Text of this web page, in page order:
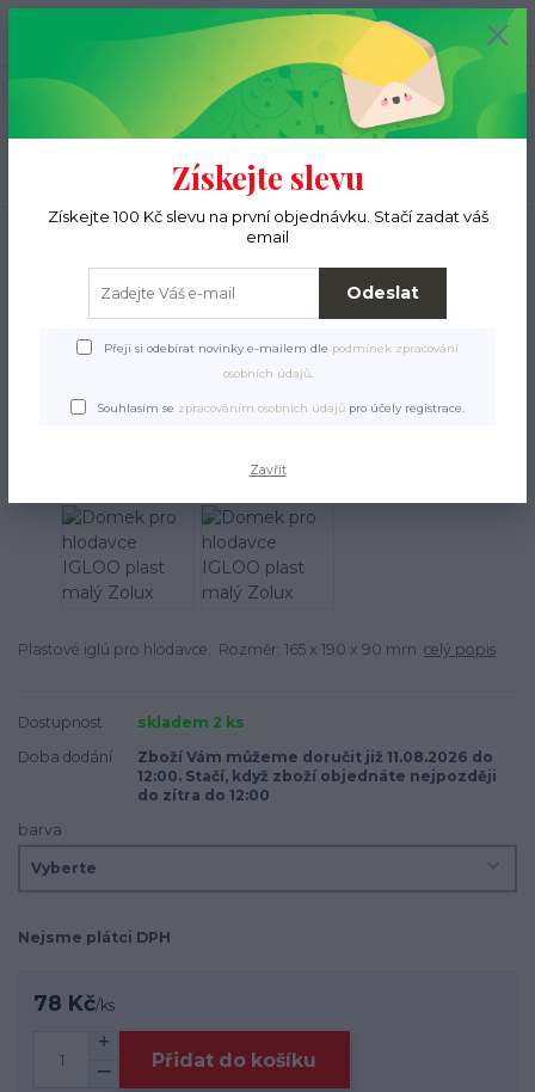
Menu
(Po-Pá, 9-15 hod.)
0 ks
0 Kč
Vybavení ubikace
Domek pro hlodavce IGLOO
plast malý Zolux
Plastové iglú pro hlodavce. Rozměr: 165 x 190 x 90 mm celý popis
Dostupnost
skladem 2 ks
Doba dodání
Zboží Vám můžeme doručit již 11.08.2026 do
12:00. Stačí, když zboží objednáte nejpozději
do zítra do 12:00
barva
Nejsme plátci DPH
78 Kč/ks
Přidat do košíku
Získejte slevu
Získejte 100 Kč slevu na první objednávku. Stačí zadat váš
email
Odeslat
Přeji si odebírat novinky e-mailem dle podmínek zpracování
osobních údajů.
Souhlasím se zpracováním osobních údajů pro účely registrace.
Zavřít